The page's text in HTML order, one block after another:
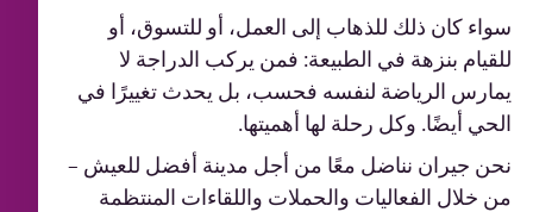
سواء كان ذلك للذهاب إلى العمل، أو للتسوق، أو
للقيام بنزهة في الطبيعة: فمن يركب الدراجة لا
يمارس الرياضة لنفسه فحسب، بل يحدث تغييرًا في
الحي أيضًا. وكل رحلة لها أهميتها.
نحن جيران نناضل معًا من أجل مدينة أفضل للعيش –
من خلال الفعاليات والحملات واللقاءات المنتظمة